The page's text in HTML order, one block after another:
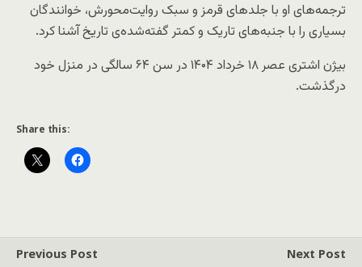
ترجمه‌های او با جلدهای قرمز و سبک روایت‌محورش، خوانندگان
بسیاری را با جنبه‌های تاریک و کمتر گفته‌شده‌ی تاریخ آشنا کرد.
بیژن اشتری عصر ۱۸ خرداد ۱۴۰۴ در سن ۶۴ سالگی در منزل خود
درگذشت.
Share this:
Previous Post Next Post